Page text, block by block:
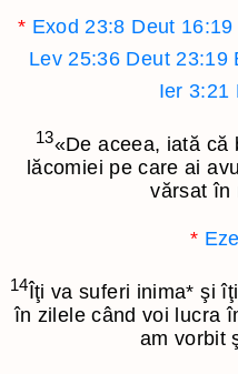
* Exod 23:8 Deut 16:19
Lev 25:36 Deut 23:19
Ier 3:21
13«De aceea, iată că
lăcomiei pe care ai
vărsat în
*
14Îţi va suferi inima* şi
în zilele când voi lucra
am vorbit